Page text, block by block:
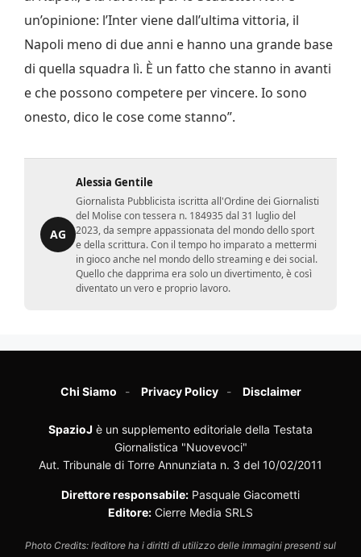
un’opinione: l’Inter viene dall’ultima vittoria, il
Napoli meno di due anni e hanno una grande base
di quella squadra lì. È un fatto che stanno in avanti
e che possono competere per vincere. Io sono
onesto, dico le cose come stanno”.
AG
Alessia Gentile
Giornalista Pubblicista iscritta all'Ordine dei Giornalisti
del Molise con tessera n. 184935 dal 31 luglio del
2023, da sempre appassionata del mondo dello sport
e della scrittura. Con il tempo ho imparato a mettermi
in gioco anche nel mondo dello streaming e dei social.
Quello che dapprima era solo un divertimento, è così
diventato un vero e proprio lavoro.
Chi Siamo Privacy Policy Disclaimer
SpazioJ è un supplemento editoriale della Testata
Giornalistica "Nuovevoci"
Aut. Tribunale di Torre Annunziata n. 3 del 10/02/2011
Direttore responsabile: Pasquale Giacometti
Editore: Cierre Media SRLS
Photo Credits: l’editore ha i diritti di utilizzo delle immagini presenti sul